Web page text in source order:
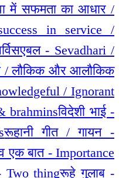
में सफमता का आधार /
in service /
- Sevadhari /
/ लौकिक और आलौकिक
/ Ignorant
brahminsविदेशी भाई -
रूहानी गीत / गायन -
एक बात - Importance
Two thingरूहे गुलाब -